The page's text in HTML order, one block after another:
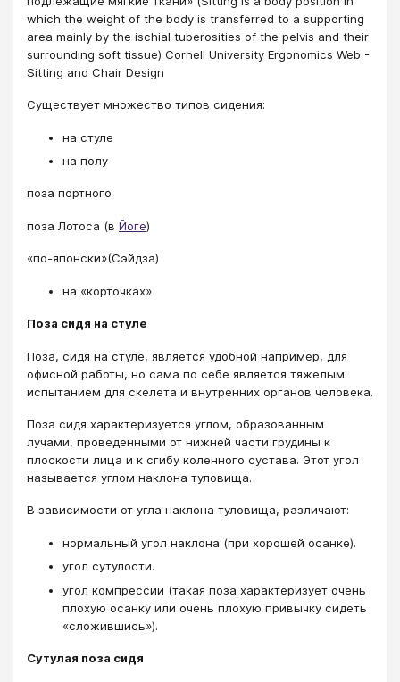
which the weight of the body is transferred to a supporting
area mainly by the ischial tuberosities of the pelvis and their
surrounding soft tissue) Cornell University Ergonomics Web -
Sitting and Chair Design
Существует множество типов сидения:
на стуле
на полу
поза портного
поза Лотоса (в Йоге)
«по-японски»(Сэйдза)
на «корточках»
Поза сидя на стуле
Поза, сидя на стуле, является удобной например, для
офисной работы, но сама по себе является тяжелым
испытанием для скелета и внутренних органов человека.
Поза сидя характеризуется углом, образованным
лучами, проведенными от нижней части грудины к
плоскости лица и к сгибу коленного сустава. Этот угол
называется углом наклона туловища.
В зависимости от угла наклона туловища, различают:
нормальный угол наклона (при хорошей осанке).
угол сутулости.
угол компрессии (такая поза характеризует очень
плохую осанку или очень плохую привычку сидеть
«сложившись»).
Сутулая поза сидя